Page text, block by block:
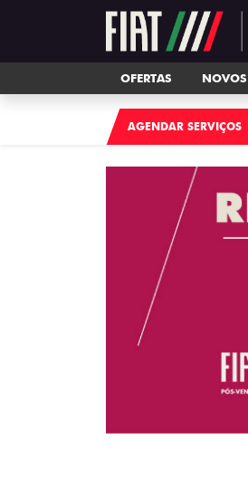
OFERTAS NOVOS
AGENDAR SERVIÇOS